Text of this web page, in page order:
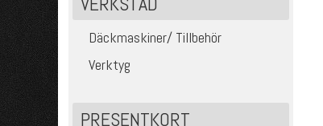
Däckmaskiner/ Tillbehör
Verktyg
PRESENTKORT